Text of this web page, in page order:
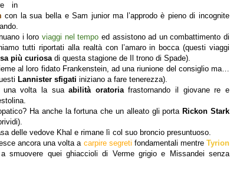
in
con la sua bella e Sam junior ma l’approdo è pieno di incognite
i loro viaggi nel tempo ed assistono ad un combattimento di
tutti riportati alla realtà con l’amaro in bocca (questi viaggi
più curiosa di questa stagione de Il trono di Spade).
al loro fidato Frankenstein, ad una riunione del consiglio ma…
Lannister sfigati iniziano a fare tenerezza).
una volta la suaabilità oratoriafrastornando il giovane re e
Ha anche la fortuna che un alleato gli porta Rickon Stark
delle vedove Khal e rimane lì col suo broncio presuntuoso.
ancora una volta a carpire segreti fondamentali mentre Tyrion
smuovere quei ghiaccioli di Verme grigio e Missandei senza